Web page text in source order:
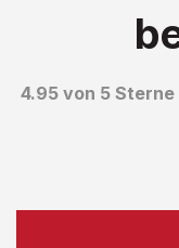
4.95 von 5